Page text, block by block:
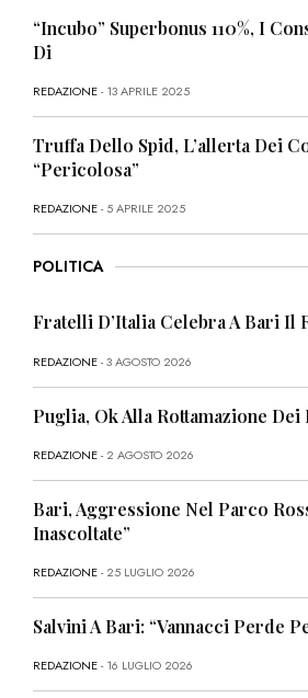
“Incubo” Superbonus 110%, I
Di
REDAZIONE- 13 APRILE 2025
Truffa Dello Spid, L’allerta Dei
“Pericolosa”
REDAZIONE- 5 APRILE 2025
POLITICA
Fratelli D’Italia Celebra A Bari Il
REDAZIONE- 3 AGOSTO 2026
Puglia, Ok Alla Rottamazione Dei
REDAZIONE- 2 AGOSTO 2026
Bari, Aggressione Nel Parco
Inascoltate”
REDAZIONE- 25 LUGLIO 2026
Salvini A Bari: “Vannacci Perde
REDAZIONE- 16 LUGLIO 2026